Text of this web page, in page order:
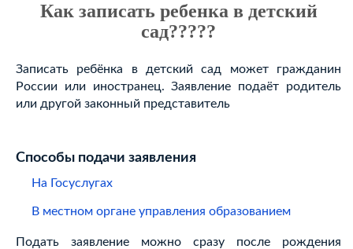
Как записать ребенка в детский
сад?????
Записать ребёнка в детский сад может гражданин
России или иностранец. Заявление подаёт родитель
или другой законный представитель
Способы подачи заявления
На Госуслугах
В местном органе управления образованием
Подать заявление можно сразу после рождения